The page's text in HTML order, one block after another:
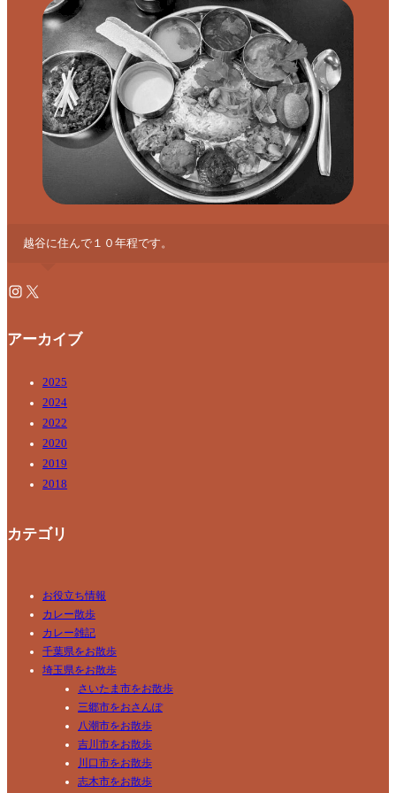
越谷に住んで１０年程です。
アーカイブ
2025
2024
2022
2020
2019
2018
カテゴリ
お役立ち情報
カレー散歩
カレー雑記
千葉県をお散歩
埼玉県をお散歩
さいたま市をお散歩
三郷市をおさんぽ
八潮市をお散歩
吉川市をお散歩
川口市をお散歩
志木市をお散歩